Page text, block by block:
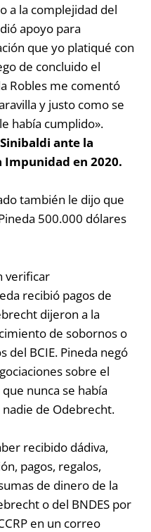
a la complejidad del
apoyo para
que yo platiqué con
de concluido el
Robles me comentó
y justo como se
había cumplido».
ante la
Impunidad en 2020.
también le dijo que
500.000 dólares
verificar
recibió pagos de
dijeron a la
de sobornos o
del BCIE. Pineda negó
sobre el
nunca se había
de Odebrecht.
recibido dádiva,
pagos, regalos,
de dinero de la
o del BNDES por
en un correo